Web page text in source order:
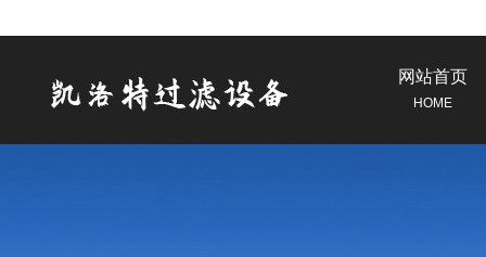
网站首页
HOME